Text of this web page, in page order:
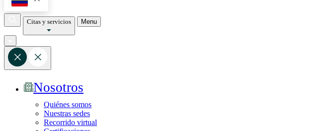
Citas y servicios Menu
Nosotros
Quiénes somos
Nuestras sedes
Recorrido virtual